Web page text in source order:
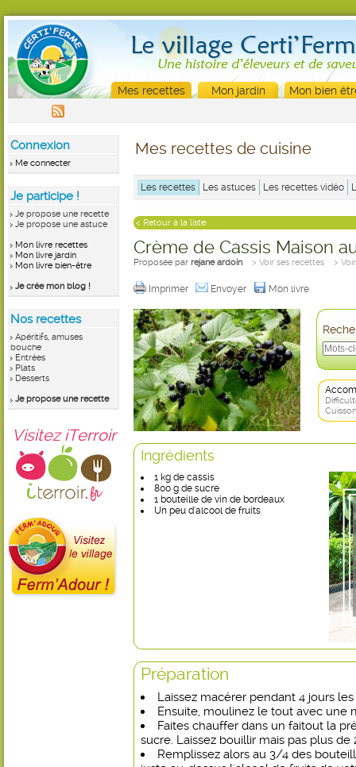
Mes recettes Mon jardin Mon bien
Connexion
Me connecter
Je participe !
Je propose une recette
Je propose une astuce
Mon livre recettes
Mon livre jardin
Mon livre bien-être
Je crée mon blog !
Nos recettes
Apéritifs, amuses
bouche
Entrées
Plats
Desserts
Je propose une recette
Visitez iTerroir
Mes recettes de cuisine
Les recettes Les astuces Les recettes vidéo
< Retour à la liste
Crème de Cassis Maison
Proposée par rejane ardoin > Voir ses recettes >
Imprimer Envoyer Mon livre
Ingrédients
1 kg de cassis
800 g de sucre
1 bouteille de vin de bordeaux
Un peu d'alcool de fruits
Préparation
Laissez macérer pendant 4 jours
Ensuite, moulinez le tout avec une
Faites chauffer dans un faitout la
sucre. Laissez bouillir mais pas plus de
Remplissez alors au 3/4 des